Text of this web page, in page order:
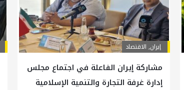
إيران, الاقتصاد
مشاركة إيران الفاعلة في اجتماع مجلس
إدارة غرفة التجارة والتنمية الإسلامية